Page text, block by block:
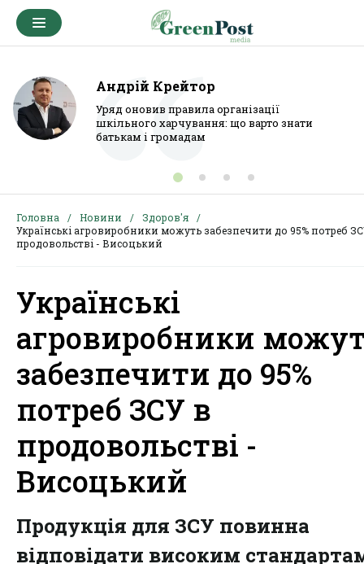
Андрій Крейтор
Уряд оновив правила організації
шкільного харчування: що варто знати
батькам і громадам
Головна Новини
Здоров'я
Українські агровиробники можуть забезпечити до 95% потреб
продовольстві - Висоцький
Українські
агровиробники
забезпечити до 95%
потреб ЗСУ в
продовольстві -
Висоцький
Продукція для ЗСУ повинна
відповідати високим